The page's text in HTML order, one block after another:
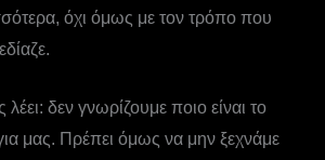
όχι όμως με τον τρόπο που
λέει: δεν γνωρίζουμε ποιο είναι το
μας. Πρέπει όμως να μην ξεχνάμε